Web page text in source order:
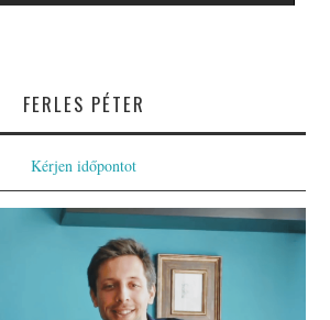
FERLES PÉTER
Kérjen időpontot